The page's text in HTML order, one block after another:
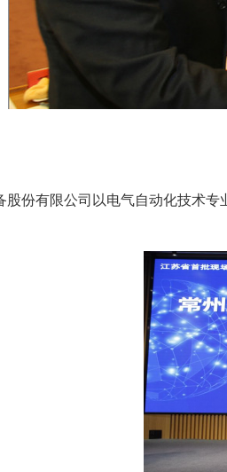
股份有限公司以电气自动化技术